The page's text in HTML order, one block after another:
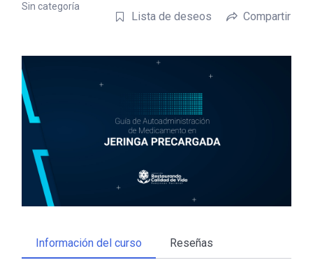
Sin categoría
Lista de deseos Compartir
Información del curso Reseñas